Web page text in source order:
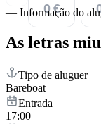
0 €
— Informação do
As letras
Tipo de aluguer
Bareboat
Entrada
17:00